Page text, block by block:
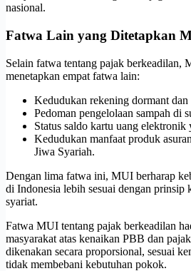
nasional.
Fatwa Lain yang Ditetapkan
Selain fatwa tentang pajak berkeadilan,
menetapkan empat fatwa lain:
Kedudukan rekening dormant dan
Pedoman pengelolaan sampah di
Status saldo kartu uang elektronik
Kedudukan manfaat produk
Jiwa Syariah.
Dengan lima fatwa ini, MUI berharap
di Indonesia lebih sesuai dengan prinsip
syariat.
Fatwa MUI tentang pajak berkeadilan
masyarakat atas kenaikan PBB dan
dikenakan secara proporsional, sesuai
tidak membebani kebutuhan pokok.